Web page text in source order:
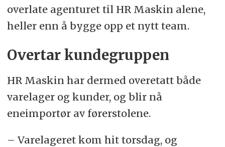
overlate agenturet til HR Maskin alene,
heller enn å bygge opp et nytt team.
Overtar kundegruppen
HR Maskin har dermed overetatt både
varelager og kunder, og blir nå
eneimportør av førerstolene.
– Varelageret kom hit torsdag, og